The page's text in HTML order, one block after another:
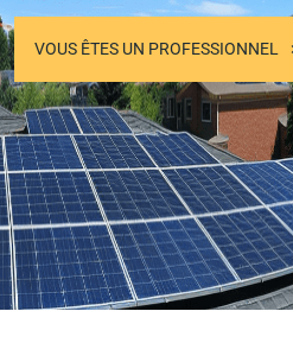
VOUS ÊTES UN PROFESSIONNEL